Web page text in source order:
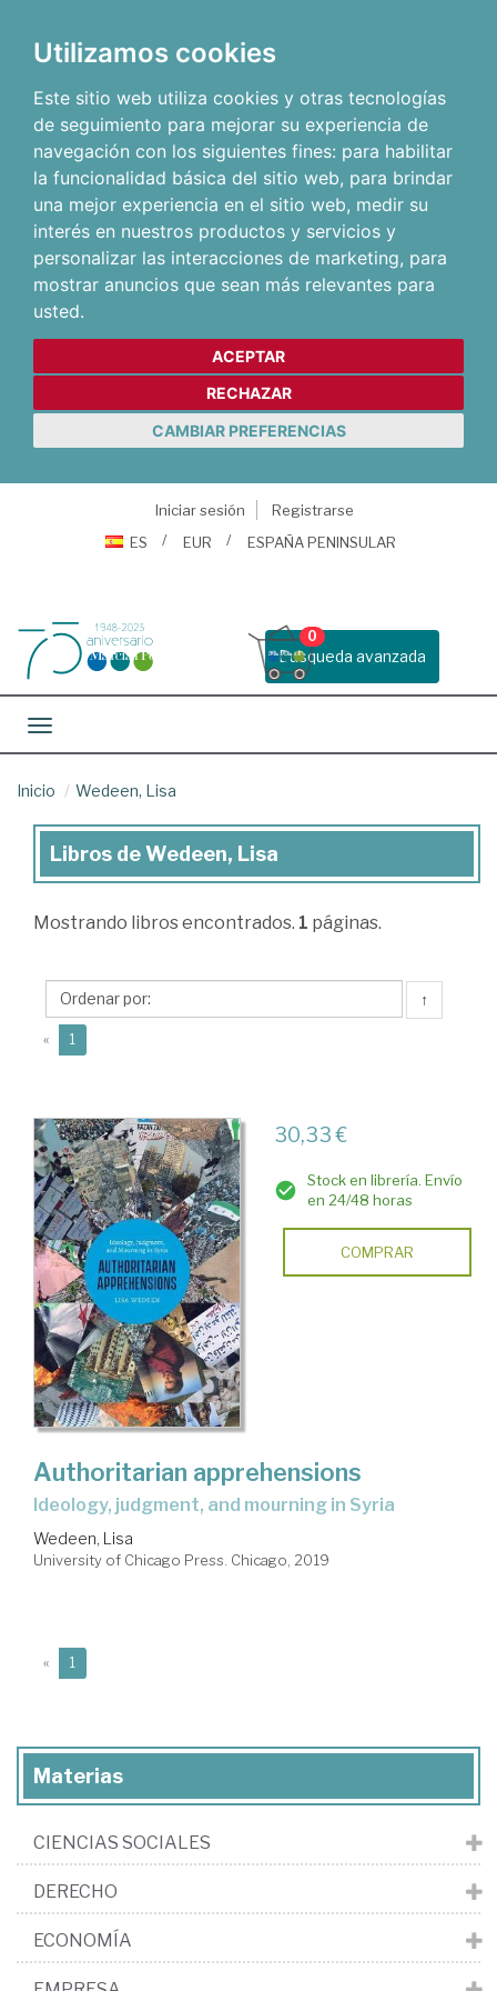
Utilizamos cookies
Este sitio web utiliza cookies y otras tecnologías
de seguimiento para mejorar su experiencia de
navegación con los siguientes fines: para habilitar
la funcionalidad básica del sitio web, para brindar
una mejor experiencia en el sitio web, medir su
interés en nuestros productos y servicios y
personalizar las interacciones de marketing, para
mostrar anuncios que sean más relevantes para
usted.
ACEPTAR
RECHAZAR
CAMBIAR PREFERENCIAS
Iniciar sesión
Registrarse
ES
EUR ESPAÑA PENINSULAR
Busqueda avanzada
0
Toggle navigation
Inicio Wedeen, Lisa
Libros
Wedeen,
Libros de Wedeen, Lisa
Mostrando libros encontrados. 1 páginas.
↑
« 1
30,33 €
Stock en librería. Envío
en 24/48 horas
COMPRAR
Authoritarian apprehensions
ideology, judgment, and mourning in Syria
Wedeen, Lisa
University of Chicago Press. Chicago, 2019
« 1
Materias
CIENCIAS SOCIALES
DERECHO
ECONOMÍA